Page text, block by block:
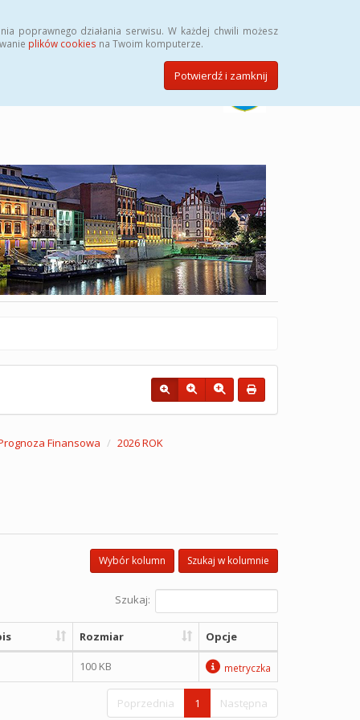
poprawnego działania serwisu. W każdej chwili możesz
plików cookies na Twoim komputerze.
Potwierdź i zamknij
Finansowa 2026 ROK
Szukaj w kolumnie
Wybór kolumn
Szukaj:
Rozmiar Opcje
100 KB metryczka
Poprzednia 1 Następna